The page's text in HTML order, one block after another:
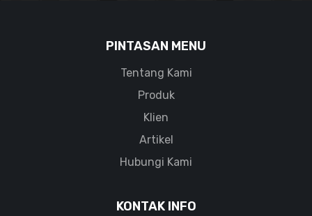
PINTASAN MENU
Tentang Kami
Produk
Klien
Artikel
Hubungi Kami
KONTAK INFO